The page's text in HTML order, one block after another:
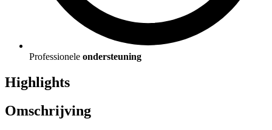
Professionele ondersteuning
Highlights
Omschrijving